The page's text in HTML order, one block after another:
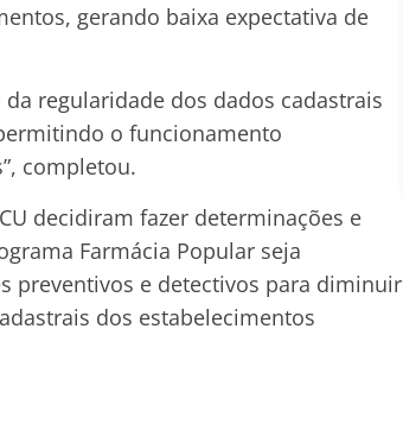
gerando baixa expectativa de
regularidade dos dados cadastrais
o funcionamento
completou.
decidiram fazer determinações e
Farmácia Popular seja
preventivos e detectivos para diminuir
dos estabelecimentos